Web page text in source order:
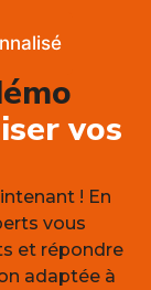
vos
! En
vous
et répondre
adaptée à